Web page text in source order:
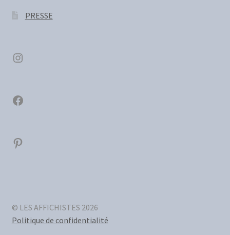
PRESSE
Instagram
Facebook
Pinterest
© LES AFFICHISTES 2026
Politique de confidentialité